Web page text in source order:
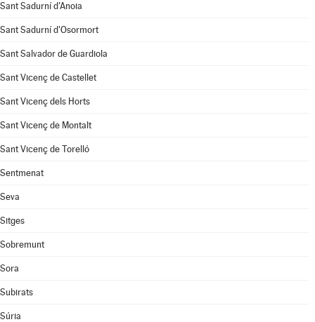
Sant Sadurní d'Anoia
Sant Sadurní d'Osormort
Sant Salvador de Guardiola
Sant Vicenç de Castellet
Sant Vicenç dels Horts
Sant Vicenç de Montalt
Sant Vicenç de Torelló
Sentmenat
Seva
Sitges
Sobremunt
Sora
Subirats
Súria